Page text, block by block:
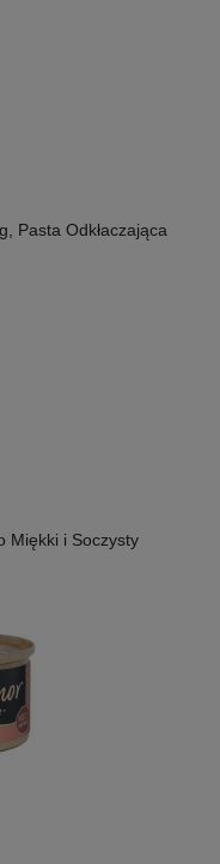
Pasta Odkłaczająca
Miękki i Soczysty